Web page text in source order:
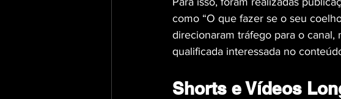
como “O que fazer se o seu
direcionaram tráfego para o canal,
qualificada interessada no
Shorts e Vídeos